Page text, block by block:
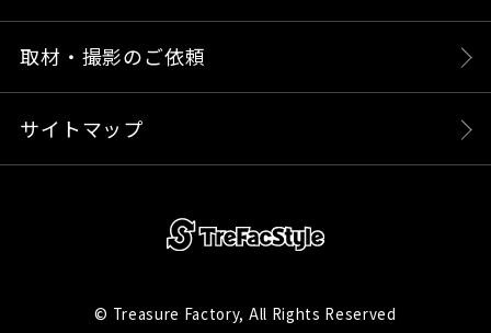
取材・撮影のご依頼
サイトマップ
© Treasure Factory, All Rights Reserved